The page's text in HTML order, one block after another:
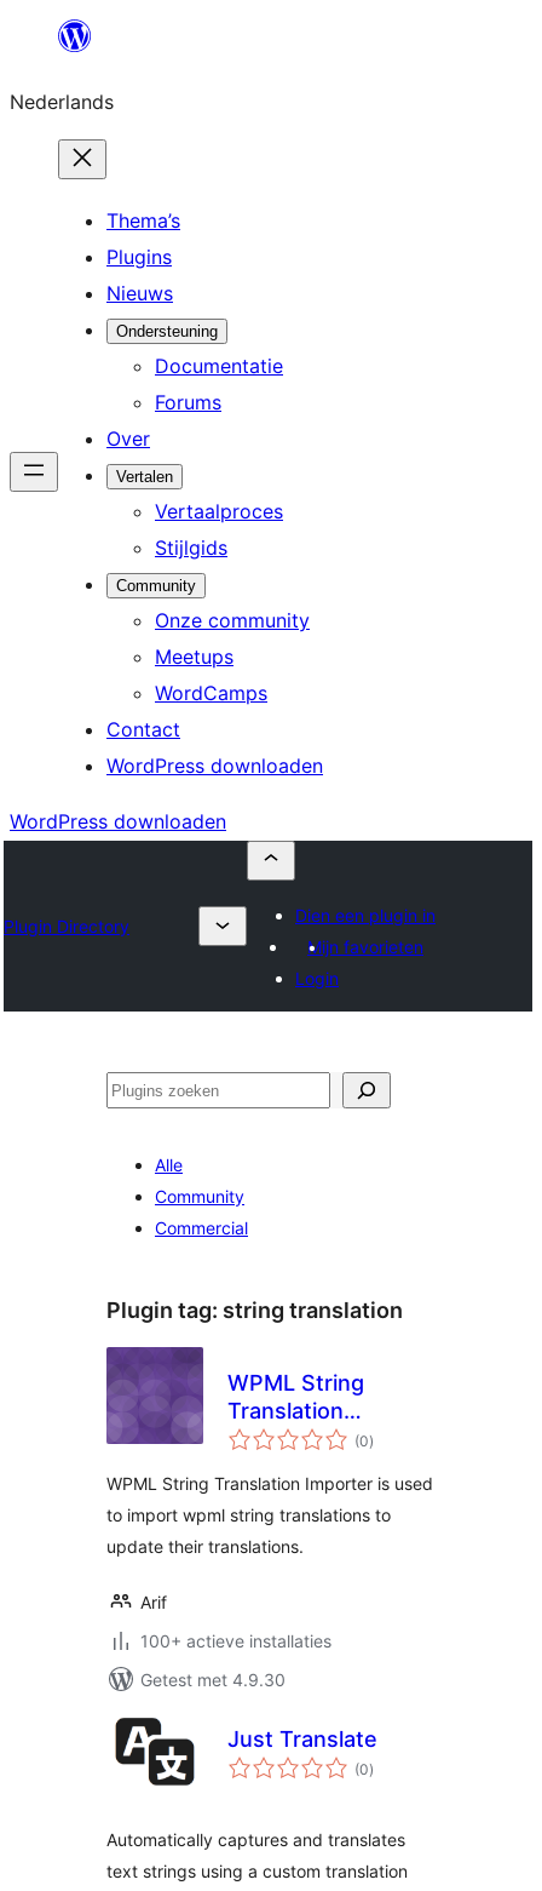
de
inhoud
Nederlands
Thema’s
Plugins
Nieuws
Ondersteuning
Documentatie
Forums
Over
Vertalen
Vertaalproces
Stijlgids
Community
Onze community
Meetups
WordCamps
Contact
WordPress downloaden
WordPress downloaden
Plugin Directory
Dien een plugin in
Mijn favorieten
Login
Zoeken
Alle
Community
Commercial
Plugin tag: string translation
WPML String
Translation
Importer
(0totaal
waarderingen
)
WPML String Translation Importer is used
to import wpml string translations to
update their translations.
Arif
100+ actieve installaties
Getest met 4.9.30
Just Translate
(0totaal
waarderingen
)
Automatically captures and translates
text strings using a custom translation